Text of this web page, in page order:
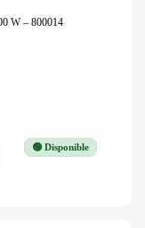
W – 800014
🟢 Disponible